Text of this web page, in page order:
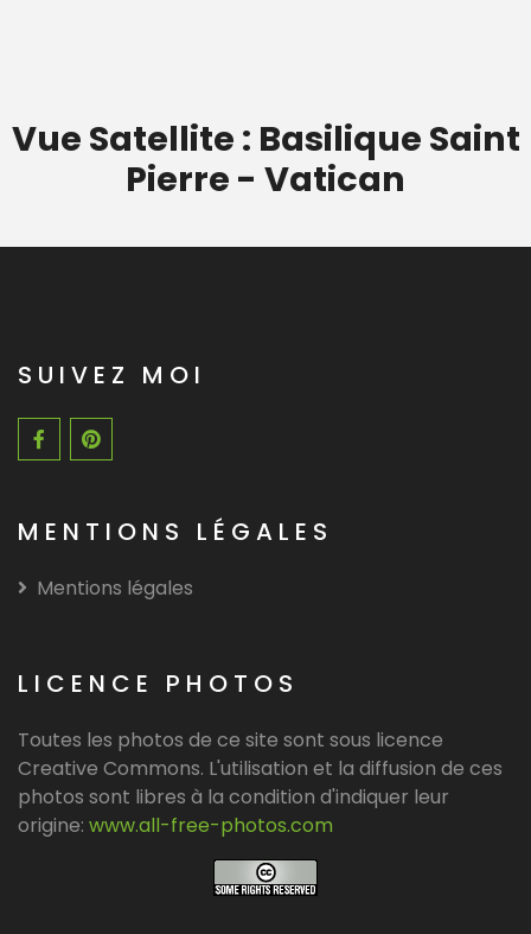
Vue Satellite : Basilique Saint
Pierre - Vatican
SUIVEZ MOI
MENTIONS LÉGALES
Mentions légales
LICENCE PHOTOS
Toutes les photos de ce site sont sous licence
Creative Commons. L'utilisation et la diffusion de ces
photos sont libres à la condition d'indiquer leur
origine: www.all-free-photos.com